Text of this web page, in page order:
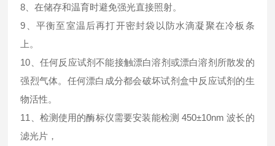
8、在储存和温育时避免强光直接照射。
9、平衡至室温后再打开密封袋以防水滴凝聚在冷板条
上。
10、任何反应试剂不能接触漂白溶剂或漂白溶剂所散发的
强烈气体。任何漂白成分都会破坏试剂盒中反应试剂的生
物活性。
11、检测使用的酶标仪需要安装能检测 450±10nm 波长的
滤光片，